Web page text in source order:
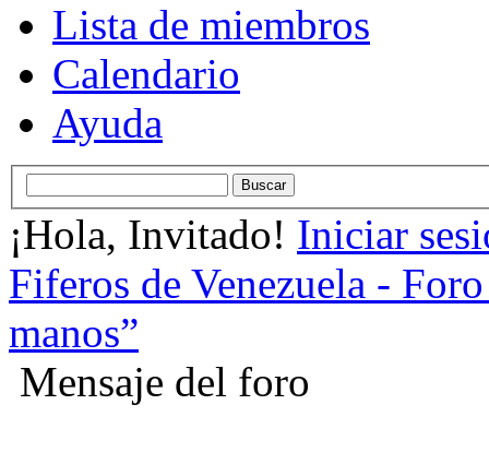
Lista de miembros
Calendario
Ayuda
¡Hola, Invitado! Iniciar
Fiferos de Venezuela -
manos”
Mensaje del foro